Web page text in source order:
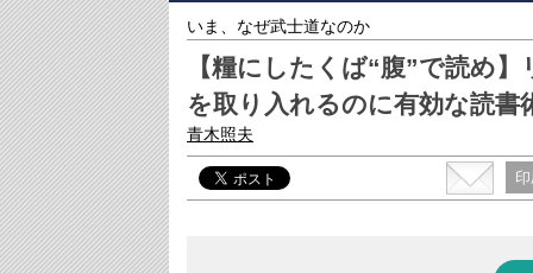
いま、なぜ武士道なのか
【糧にしたくば“腹”で読め
を取り入れるのに有効な読書
青木照夫